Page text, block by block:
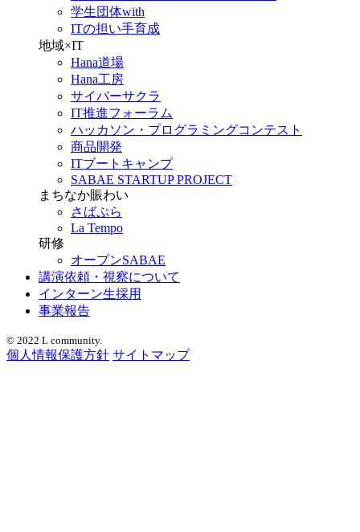
学生団体with
ITの担い手育成
地域×IT
Hana道場
Hana工房
サイバーサクラ
IT推進フォーラム
ハッカソン・プログラミングコンテスト
商品開発
ITブートキャンプ
SABAE STARTUP PROJECT
まちなか賑わい
さばぷら
La Tempo
研修
オープンSABAE
講演依頼・視察について
インターン生採用
事業報告
© 2022 L community.
個人情報保護方針 サイトマップ